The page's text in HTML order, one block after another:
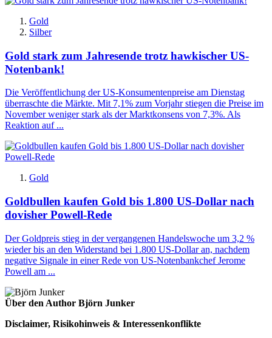
Gold
Silber
Gold stark zum Jahresende trotz hawkischer US-
Notenbank!
Die Veröffentlichung der US-Konsumentenpreise am Dienstag
überraschte die Märkte. Mit 7,1% zum Vorjahr stiegen die Preise im
November weniger stark als der Marktkonsens von 7,3%. Als
Reaktion auf ...
Gold
Goldbullen kaufen Gold bis 1.800 US-Dollar nach
dovisher Powell-Rede
Der Goldpreis stieg in der vergangenen Handelswoche um 3,2 %
wieder bis an den Widerstand bei 1.800 US-Dollar an, nachdem
negative Signale in einer Rede von US-Notenbankchef Jerome
Powell am ...
Über den Author Björn Junker
Disclaimer, Risikohinweis & Interessenkonflikte